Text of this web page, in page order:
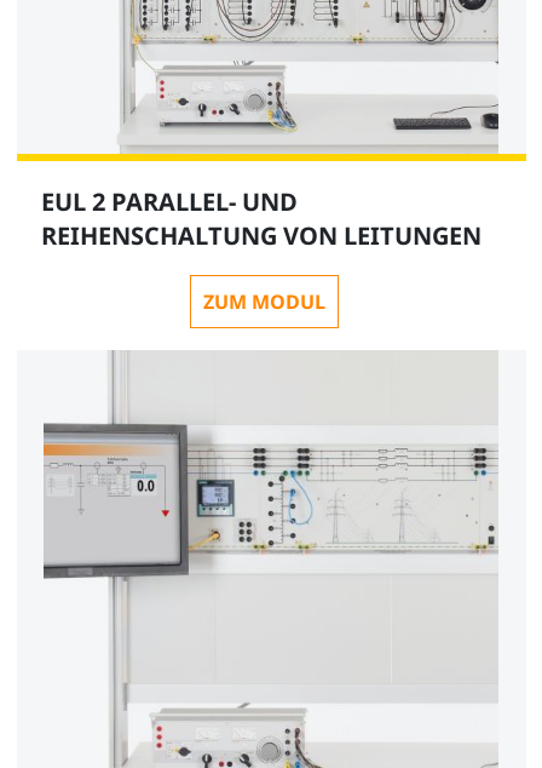
EUL 2 PARALLEL- UND
REIHENSCHALTUNG VON LEITUNGEN
ZUM MODUL